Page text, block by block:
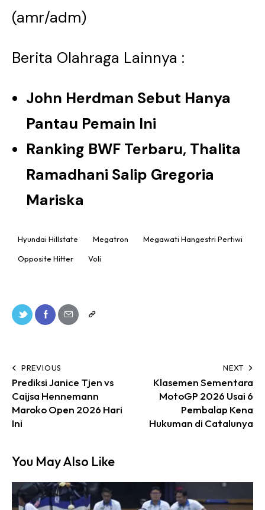
(amr/adm)
Berita Olahraga Lainnya :
John Herdman Sebut Hanya
Pantau Pemain Ini
Ranking BWF Terbaru, Thalita
Ramadhani Salip Gregoria
Mariska
Hyundai Hillstate Megatron Megawati Hangestri Pertiwi
Opposite Hitter Voli
PREVIOUS
Prediksi Janice Tjen vs
Caijsa Hennemann
Maroko Open 2026 Hari
Ini
NEXT
Klasemen Sementara
MotoGP 2026 Usai 6
Pembalap Kena
Hukuman di Catalunya
You May Also Like